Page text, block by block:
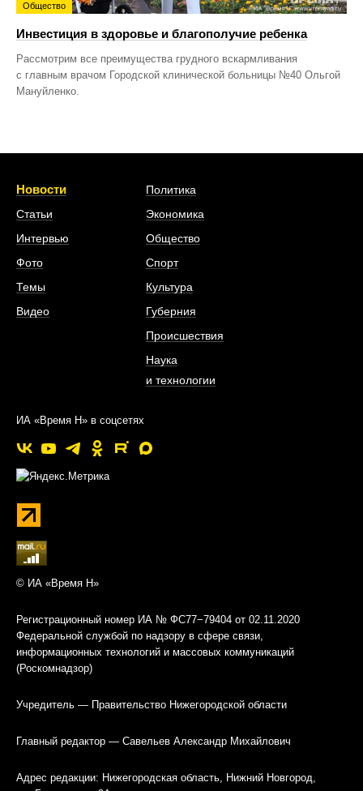
Общество
Инвестиция в здоровье и благополучие ребенка
Рассмотрим все преимущества грудного вскармливания
с главным врачом Городской клинической больницы №40 Ольгой
Мануйленко.
Новости
Статьи
Интервью
Фото
Темы
Видео
Политика
Экономика
Общество
Спорт
Культура
Губерния
Происшествия
Наука
и технологии
ИА «Время Н» в соцсетях
© ИА «Время Н»
Регистрационный номер ИА № ФС77−79404 от 02.11.2020
Федеральной службой по надзору в сфере связи,
информационных технологий и массовых коммуникаций
(Роскомнадзор)
Учредитель — Правительство Нижегородской области
Главный редактор — Савельев Александр Михайлович
Адрес редакции: Нижегородская область, Нижний Новгород,